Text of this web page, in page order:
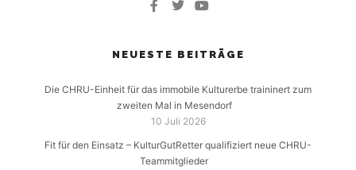
NEUESTE BEITRÄGE
Die CHRU-Einheit für das immobile Kulturerbe traininert zum
zweiten Mal in Mesendorf
10 Juli 2026
Fit für den Einsatz – KulturGutRetter qualifiziert neue CHRU-
Teammitglieder